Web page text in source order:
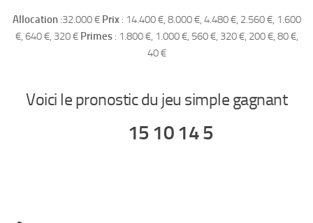
Allocation:32.000 € Prix: 14.400 €, 8.000 €, 4.480 €, 2.560 €, 1.600
€, 640 €, 320 € Primes: 1.800 €, 1.000 €, 560 €, 320 €, 200 €, 80 €,
40 €
Voici le pronostic du jeu simple gagnant
15 10 14 5